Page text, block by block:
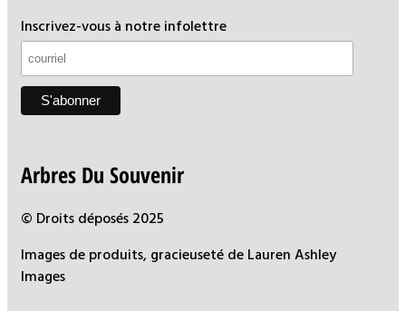
Inscrivez-vous à notre infolettre
Arbres Du Souvenir
© Droits déposés 2025
Images de produits, gracieuseté de Lauren Ashley
Images